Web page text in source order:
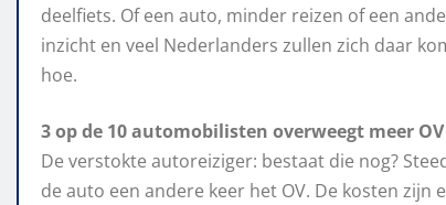
deelfiets. Of een auto, minder reizen of een
inzicht en veel Nederlanders zullen zich daar
hoe.
3 op de 10 automobilisten overweegt meer OV
De verstokte autoreiziger: bestaat die nog?
de auto een andere keer het OV. De kosten zijn